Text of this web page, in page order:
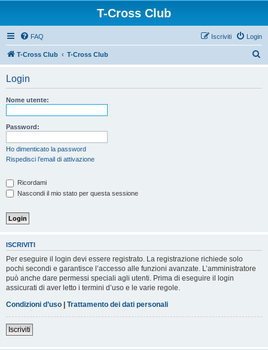
T-Cross Club
FAQ Login
Iscriviti
T-Cross Club T-Cross Club
Login
Nome utente:
Password:
Ho dimenticato la password
Rispedisci l’email di attivazione
Ricordami
Nascondi il mio stato per questa sessione
ISCRIVITI
Per eseguire il login devi essere registrato. La registrazione richiede solo
pochi secondi e garantisce l’accesso alle funzioni avanzate. L’amministratore
può anche dare permessi speciali agli utenti. Prima di eseguire il login
assicurati di aver letto i termini d’uso e le varie regole.
Condizioni d’uso | Trattamento dei dati personali
Iscriviti